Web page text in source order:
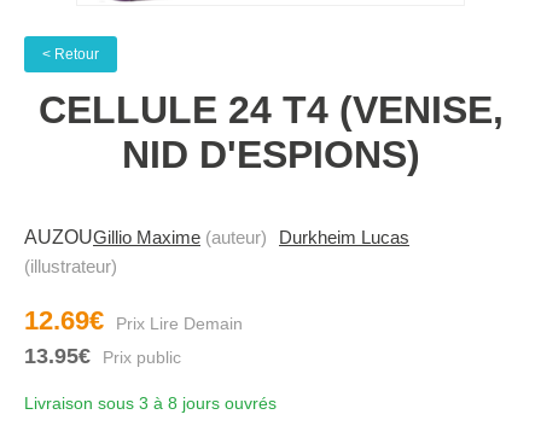
< Retour
CELLULE 24 T4 (VENISE,
NID D'ESPIONS)
AUZOUGillio Maxime (auteur)
Durkheim Lucas
(illustrateur)
12.69€
13.95€
Livraison sous 3 à 8 jours ouvrés